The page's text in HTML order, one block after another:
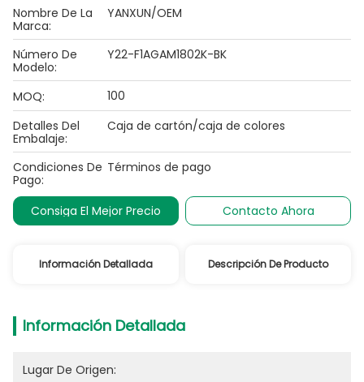
Nombre De La
Marca:
YANXUN/OEM
Número De
Modelo:
Y22-F1AGAM1802K-BK
MOQ:
100
Detalles Del
Embalaje:
Caja de cartón/caja de colores
Condiciones De
Pago:
Términos de pago
Consiga El Mejor Precio Contacto Ahora
Información Detallada Descripción De Producto
Información Detallada
Lugar De Origen: